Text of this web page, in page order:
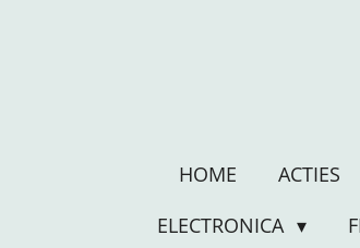
HOME ACTIES
ELECTRONICA